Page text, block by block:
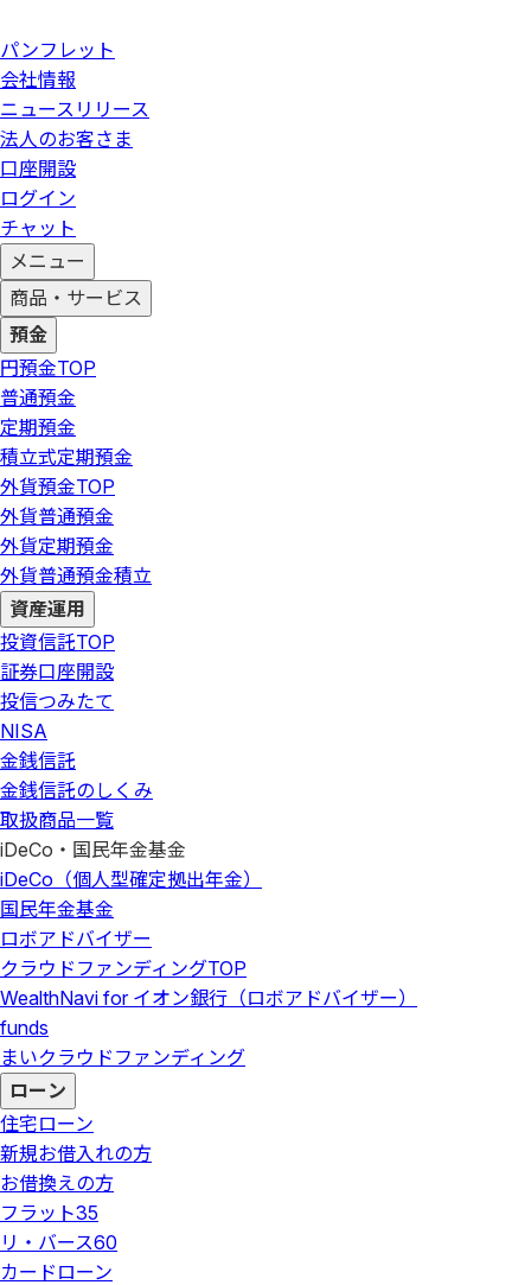
パンフレット
会社情報
ニュースリリース
法人のお客さま
口座開設
ログイン
チャット
メニュー
商品・サービス
預金
円預金TOP
普通預金
定期預金
積立式定期預金
外貨預金TOP
外貨普通預金
外貨定期預金
外貨普通預金積立
資産運用
投資信託TOP
証券口座開設
投信つみたて
NISA
金銭信託
金銭信託のしくみ
取扱商品一覧
iDeCo・国民年金基金
iDeCo（個人型確定拠出年金）
国民年金基金
ロボアドバイザー
クラウドファンディングTOP
WealthNavi for イオン銀行（ロボアドバイザー）
funds
まいクラウドファンディング
ローン
住宅ローン
新規お借入れの方
お借換えの方
フラット35
リ・バース60
カードローン